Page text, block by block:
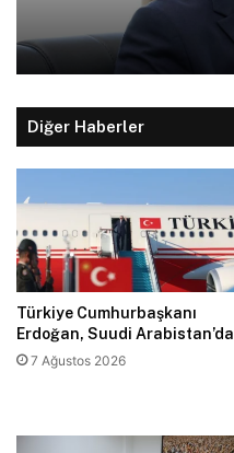
Diğer Haberler
Türkiye Cumhurbaşkanı
Erdoğan, Suudi Arabistan’da
7 Ağustos 2026